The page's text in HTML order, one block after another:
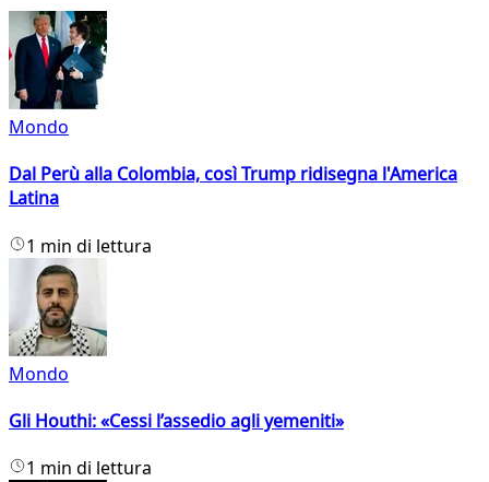
Mondo
Dal Perù alla Colombia, così Trump ridisegna l'America
Latina
1 min di lettura
Mondo
Gli Houthi: «Cessi l’assedio agli yemeniti»
1 min di lettura